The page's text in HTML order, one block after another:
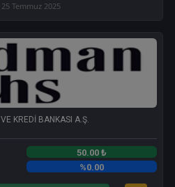
Temmuz 2025
KREDİ BANKASI A.Ş.
50.00 ₺
%0.00